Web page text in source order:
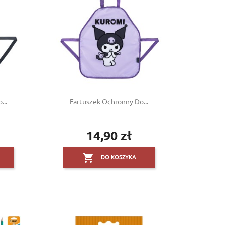
×
Fartuszek Ochronny Do...
Cena
14,90 zł
 DO KOSZYKA